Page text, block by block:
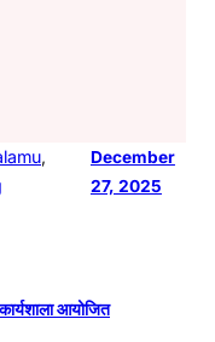
December
27, 2025
आयोजित